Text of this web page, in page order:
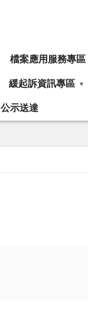
檔案應用服務專區
緩起訴資訊專區
公示送達